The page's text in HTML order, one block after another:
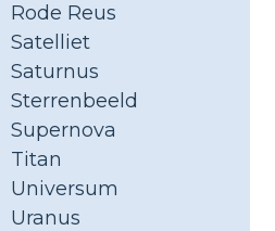
Rode Reus
Satelliet
Saturnus
Sterrenbeeld
Supernova
Titan
Universum
Uranus